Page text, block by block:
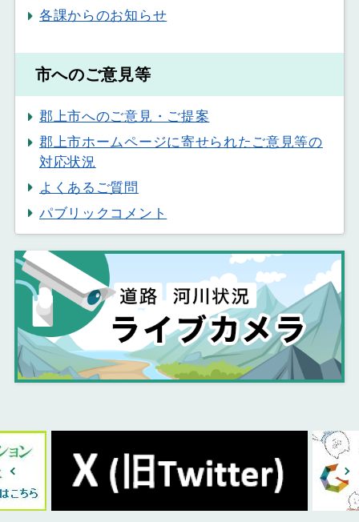
各課からのお知らせ
市へのご意見等
郡上市へのご意見・ご提案
郡上市ホームページに寄せられたご意見等の
対応状況
よくあるご質問
パブリックコメント